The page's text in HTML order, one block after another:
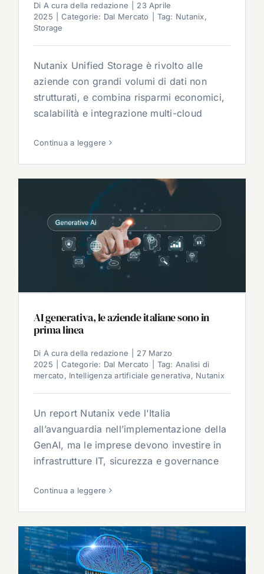
Di A cura della redazione
23 Aprile
2025
Categorie: Dal Mercato Tag: Nutanix,
Storage
Nutanix Unified Storage è rivolto alle
aziende con grandi volumi di dati non
strutturati, e combina risparmi economici,
scalabilità e integrazione multi-cloud
Continua a leggere
AI generativa, le aziende italiane sono in
prima linea
Di A cura della redazione
27 Marzo
2025
Categorie: Dal Mercato Tag: Analisi di
mercato, Intelligenza artificiale generativa, Nutanix
Un report Nutanix vede l'Italia
all’avanguardia nell’implementazione della
GenAI, ma le imprese devono investire in
infrastrutture IT, sicurezza e governance
Continua a leggere